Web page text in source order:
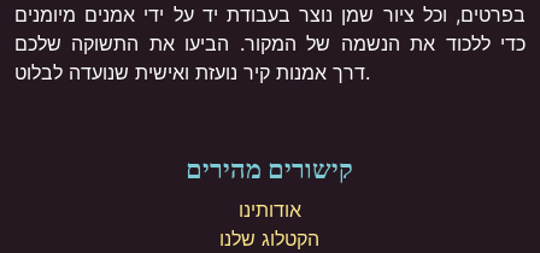
בפרטים, וכל ציור שמן נוצר בעבודת יד על ידי אמנים מיומנים
כדי ללכוד את הנשמה של המקור. הביעו את התשוקה שלכם
דרך אמנות קיר נועזת ואישית שנועדה לבלוט.
קישורים מהירים
אודותינו
הקטלוג שלנו